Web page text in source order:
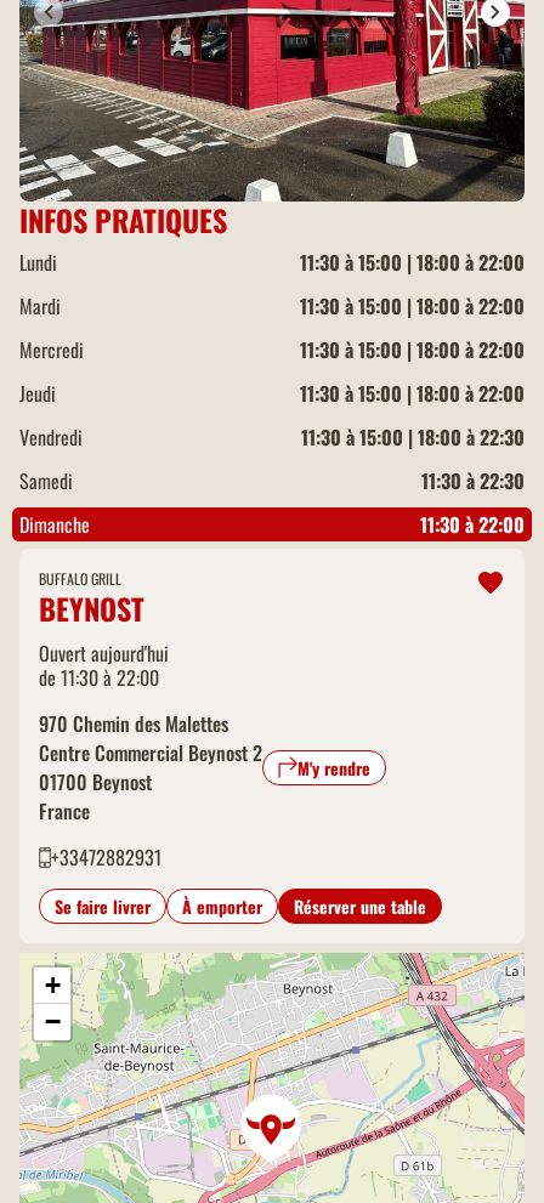
INFOS PRATIQUES
Lundi
11:30 à 15:00 | 18:00 à 22:00
Mardi
11:30 à 15:00 | 18:00 à 22:00
Mercredi
11:30 à 15:00 | 18:00 à 22:00
Jeudi
11:30 à 15:00 | 18:00 à 22:00
Vendredi
11:30 à 15:00 | 18:00 à 22:30
Samedi
11:30 à 22:30
Dimanche
11:30 à 22:00
BUFFALO GRILL
BEYNOST
Ouvert aujourd'hui
de 11:30 à 22:00
970 Chemin des Malettes
Centre Commercial Beynost 2
01700 Beynost
France
M'y rendre
+33472882931
Se faire livrer À emporter Réserver une table
+
−